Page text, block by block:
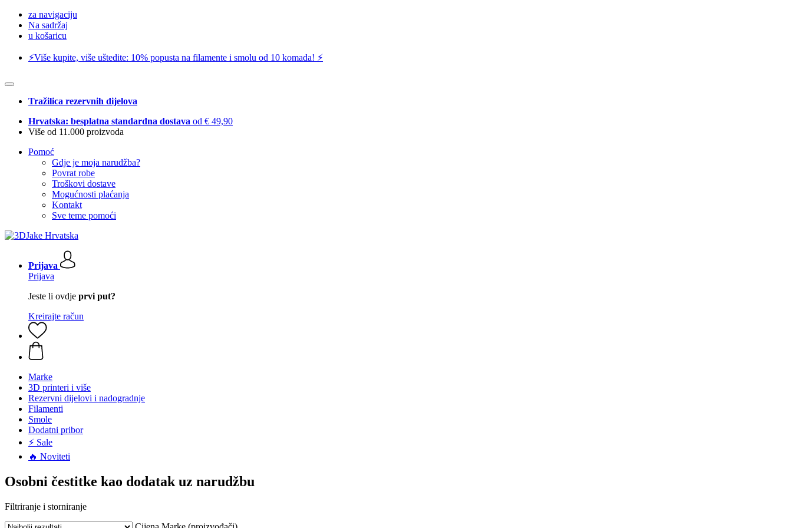
za navigaciju
Na sadržaj
u košaricu
⚡️Više kupite, više uštedite: 10% popusta na filamente i smolu od 10 komada! ⚡️
Tražilica rezervnih dijelova
Hrvatska: besplatna standardna dostava od € 49,90
Više od 11.000 proizvoda
Pomoć
Gdje je moja narudžba?
Povrat robe
Troškovi dostave
Mogućnosti plaćanja
Kontakt
Sve teme pomoći
Prijava
Prijava
Jeste li ovdje prvi put?
Kreirajte račun
Marke
3D printeri i više
Rezervni dijelovi i nadogradnje
Filamenti
Smole
Dodatni pribor
⚡ Sale
🔥 Noviteti
Osobni čestitke kao dodatak uz narudžbu
Filtriranje i storniranje